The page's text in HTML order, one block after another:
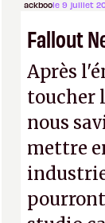
ackboole 9 juillet
Fallout
Après
toucher
nous
mettre